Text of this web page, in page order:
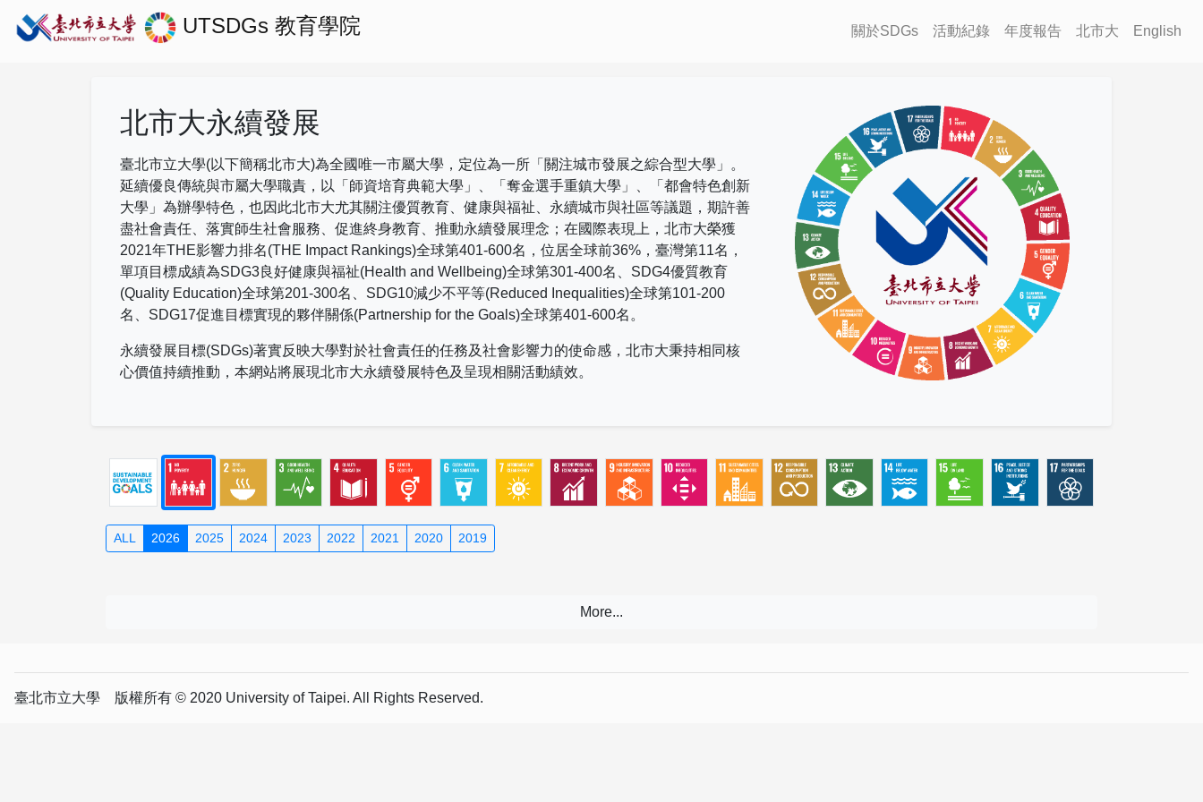
UTSDGs 教育學院 關於SDGs 活動紀錄 年度報告 北市大 English
北市大永續發展
臺北市立大學(以下簡稱北市大)為全國唯一市屬大學，定位為一所「關注城市發展之綜合型大學」。
延續優良傳統與市屬大學職責，以「師資培育典範大學」、「奪金選手重鎮大學」、「都會特色創新
大學」為辦學特色，也因此北市大尤其關注優質教育、健康與福祉、永續城市與社區等議題，期許善
盡社會責任、落實師生社會服務、促進終身教育、推動永續發展理念；在國際表現上， 北市大榮獲
2021年THE影響力排名(THE Impact Rankings)全球第401-600名，位居全球前36% ，臺灣第11名，
單項目標成績為SDG3良好健康與福祉(Health and Wellbeing)全球第301-400名、 SDG4優質教育
(Quality Education)全球第201-300名、 SDG10減少不平等(Reduced Inequalities)全球第101-200
名、 SDG17促進目標實現的夥伴關係(Partnership for the Goals)全球第401-600名。
永續發展目標(SDGs)著實反映大學對於社會責任的任務及社會影響力的使命感，北市大秉持相同核
心價值持續推動，本網站將展現北市大永續發展特色及呈現相關活動績效。
ALL 2026 2025 2024 2023 2022 2021 2020 2019
臺北市立大學 版權所有 © 2020 University of Taipei. All Rights Reserved.